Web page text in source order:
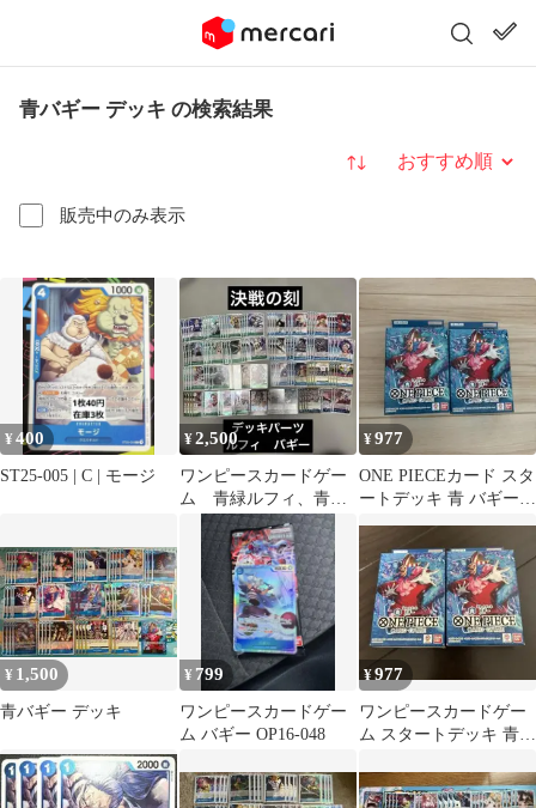
青バギー デッキ の検索結果
販売中のみ表示
並び替え
¥400
ST25-005 | C | モージ
¥2,500
ワンピースカードゲー
ム 青緑ルフィ、青バ
ギーデッキパーツ 決
戦の刻
¥977
ONE PIECEカード スタ
ートデッキ 青 バギー 2
個セット
¥ 1,500
青バギー デッキ
¥ 799
ワンピースカードゲー
ム バギー OP16-048
¥977
ワンピースカードゲー
ム スタートデッキ 青バ